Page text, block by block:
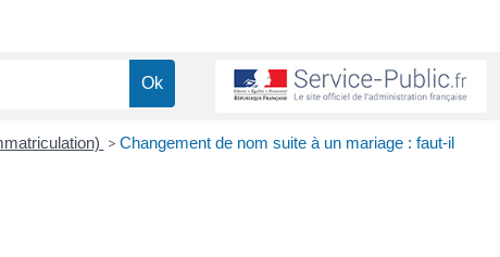
> Changement de nom suite à un mariage : faut-il